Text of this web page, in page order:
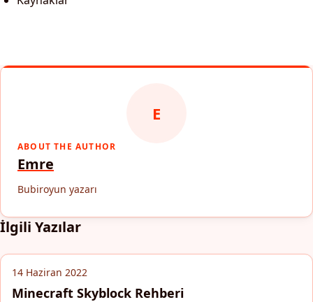
E
ABOUT THE AUTHOR
Emre
Bubiroyun yazarı
İlgili Yazılar
14 Haziran 2022
Minecraft Skyblock Rehberi